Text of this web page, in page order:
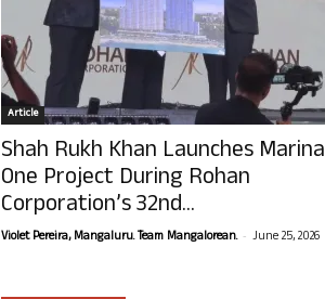
Article
Shah Rukh Khan Launches Marina
One Project During Rohan
Corporation’s 32nd...
Violet Pereira, Mangaluru. Team Mangalorean. - June 25, 2026